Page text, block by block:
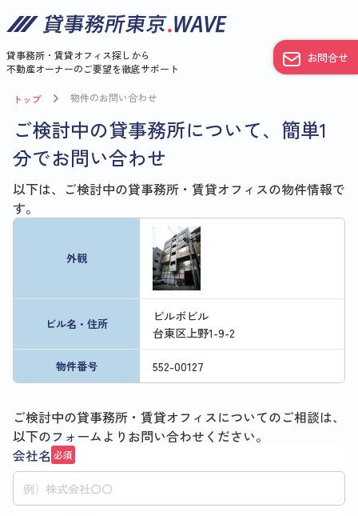
貸事務所・賃貸オフィス探しから
不動産オーナーのご要望を徹底サポート
お問合せ
トップ 物件のお問い合わせ
ご検討中の貸事務所について、簡単1
分でお問い合わせ
以下は、ご検討中の貸事務所・賃貸オフィスの物件情報で
す。
外観
ビル名・住所
ビルボビル
台東区上野1-9-2
物件番号 552-00127
ご検討中の貸事務所・賃貸オフィスについてのご相談は、
以下のフォームよりお問い合わせください。
会社名 必須